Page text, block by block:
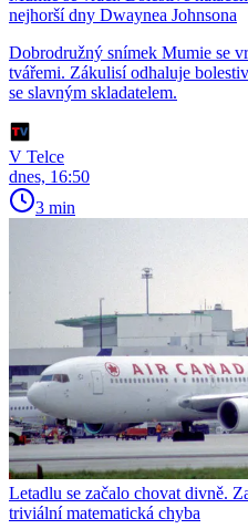
nejhorší dny Dwaynea Johnsona
Dobrodružný snímek Mumie se
tvářemi. Zákulisí odhaluje
se slavným skladatelem.
V Telce
dnes, 16:50
3 min
Letadlu se začalo chovat divně.
triviální matematická chyba